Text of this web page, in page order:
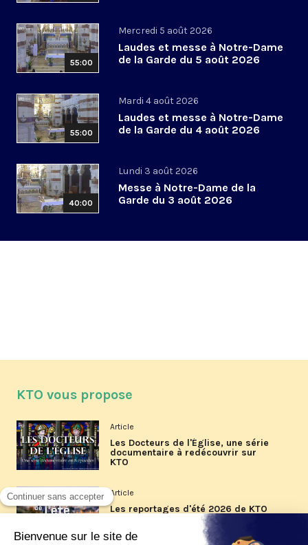
55:00
Mercredi 5 août 2026
Laudes et messe à Notre-Dame
de la Garde du 5 août 2026
55:00
Mardi 4 août 2026
Laudes et messe à Notre-Dame
de la Garde du 4 août 2026
40:00
Lundi 3 août 2026
Messe à Notre-Dame de la
Garde du 3 août 2026
KTO vous propose
Article
Les Docteurs de l'Église, une série
documentaire à redécouvrir sur
KTO
Article
Les reportages d'été 2026 de KTO